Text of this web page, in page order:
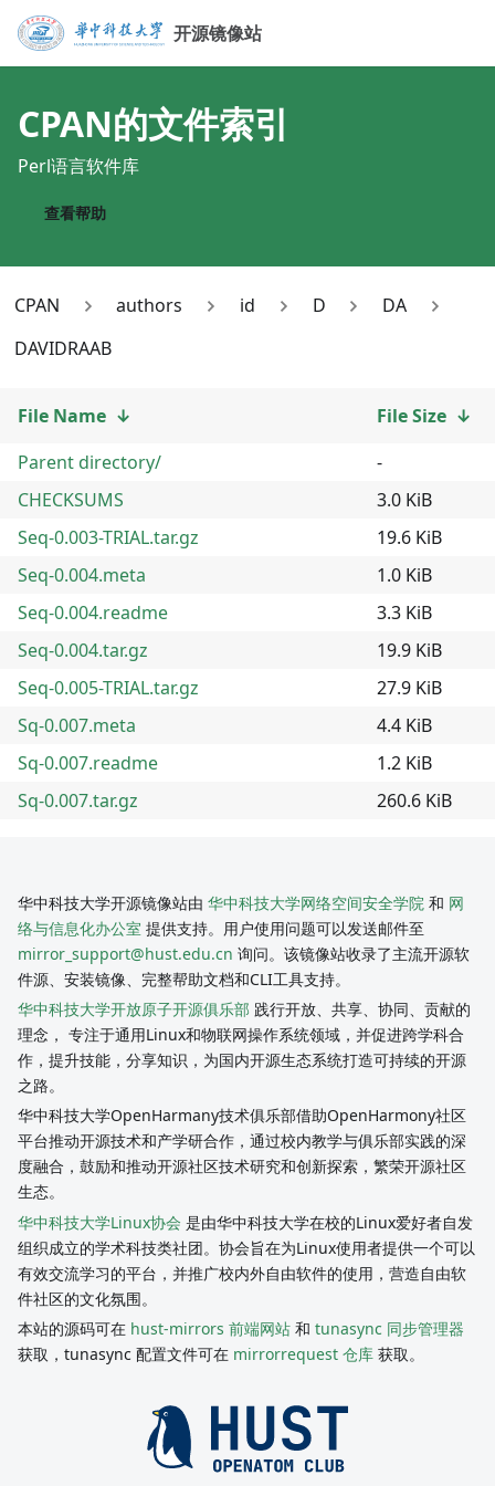
开源镜像站
CPAN的文件索引
Perl语言软件库
查看帮助
CPAN authors id D
DA
DAVIDRAAB
File Name ↓ File Size ↓
Parent directory/
-
CHECKSUMS
3.0 KiB
Seq-0.003-TRIAL.tar.gz
19.6 KiB
Seq-0.004.meta
1.0 KiB
Seq-0.004.readme
3.3 KiB
Seq-0.004.tar.gz
19.9 KiB
Seq-0.005-TRIAL.tar.gz
27.9 KiB
Sq-0.007.meta
4.4 KiB
Sq-0.007.readme
1.2 KiB
Sq-0.007.tar.gz
260.6 KiB
华中科技大学开源镜像站由 华中科技大学网络空间安全学院 和 网
络与信息化办公室 提供支持。用户使用问题可以发送邮件至
mirror_support@hust.edu.cn 询问。该镜像站收录了主流开源软
件源、安装镜像、完整帮助文档和CLI工具支持。
华中科技大学开放原子开源俱乐部 践行开放、共享、协同、贡献的
理念， 专注于通用Linux和物联网操作系统领域，并促进跨学科合
作，提升技能，分享知识，为国内开源生态系统打造可持续的开源
之路。
华中科技大学OpenHarmany技术俱乐部借助OpenHarmony社区
平台推动开源技术和产学研合作，通过校内教学与俱乐部实践的深
度融合，鼓励和推动开源社区技术研究和创新探索，繁荣开源社区
生态。
华中科技大学Linux协会 是由华中科技大学在校的Linux爱好者自发
组织成立的学术科技类社团。协会旨在为Linux使用者提供一个可以
有效交流学习的平台，并推广校内外自由软件的使用，营造自由软
件社区的文化氛围。
本站的源码可在 hust-mirrors 前端网站 和 tunasync 同步管理器
获取，tunasync 配置文件可在 mirrorrequest 仓库 获取。